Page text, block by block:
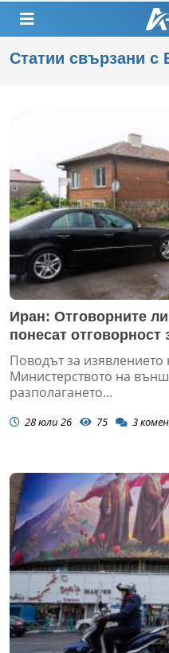
Статии свързани с
Иран: Отговорните
понесат
Поводът за изявлението
Министерството на
разполагането...
28 юли 26 75 3